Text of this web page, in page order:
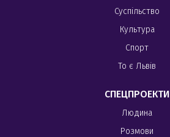
Суспільство
Культура
Спорт
То є Львів
СПЕЦПРОЕКТИ
Людина
Розмови